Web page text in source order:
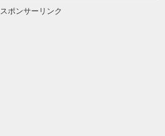
スポンサーリンク